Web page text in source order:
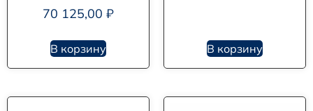
70 125,00 ₽
В корзину В корзину